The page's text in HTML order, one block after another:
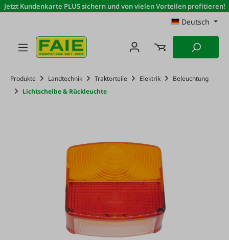
Zum Hauptinhalt springen
Jetzt Kundenkarte PLUS sichern und von vielen Vorteilen profitieren!
Deutsch
Produkte Landtechnik Traktorteile Elektrik
Beleuchtung
Lichtscheibe & Rückleuchte